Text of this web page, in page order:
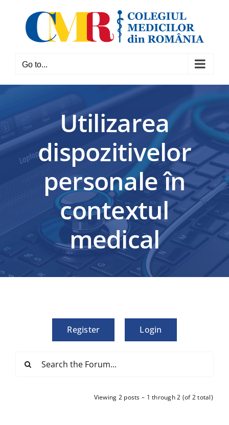
content
Go to...
Utilizarea
dispozitivelor
personale în
contextul
medical
Register Login
Viewing 2 posts – 1 through 2 (of 2 total)